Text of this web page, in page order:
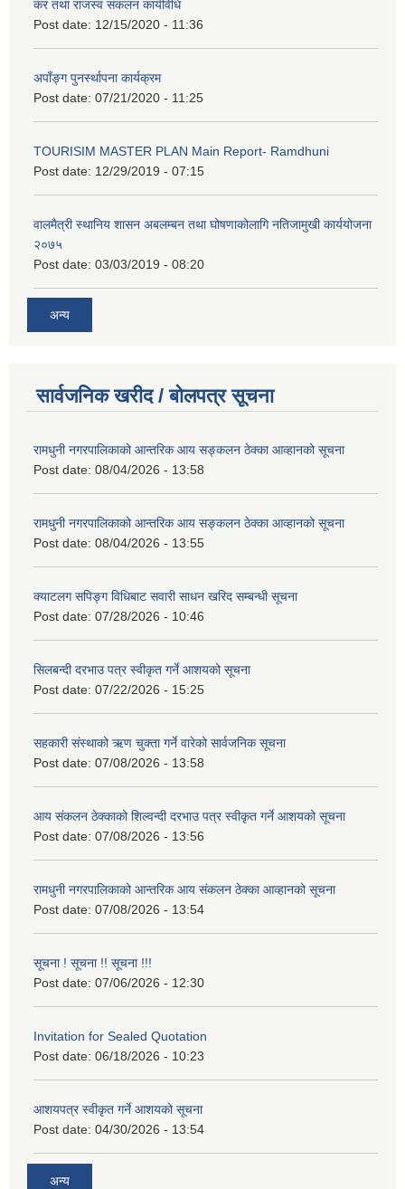
कर तथा राजस्व संकलन कार्यविधि
Post date: 12/15/2020 - 11:36
अपाँङ्ग पुनर्स्थापना कार्यक्रम
Post date: 07/21/2020 - 11:25
TOURISIM MASTER PLAN Main Report- Ramdhuni
Post date: 12/29/2019 - 07:15
वालमैत्री स्थानिय शासन अबलम्बन तथा घोषणाकोलागि नतिजामुखी कार्ययोजना
२०७५
Post date: 03/03/2019 - 08:20
अन्य
सार्वजनिक खरीद / बोलपत्र सूचना
रामधुनी नगरपालिकाको आन्तरिक आय सङ्कलन ठेक्का आव्हानको सूचना
Post date: 08/04/2026 - 13:58
रामधुनी नगरपालिकाको आन्तरिक आय सङ्कलन ठेक्का आव्हानको सूचना
Post date: 08/04/2026 - 13:55
क्याटलग सपिङ्ग विधिबाट सवारी साधन खरिद सम्बन्धी सूचना
Post date: 07/28/2026 - 10:46
सिलबन्दी दरभाउ पत्र स्वीकृत गर्ने आशयको सूचना
Post date: 07/22/2026 - 15:25
सहकारी संस्थाको ऋण चुक्ता गर्ने वारेको सार्वजनिक सूचना
Post date: 07/08/2026 - 13:58
आय संकलन ठेक्काको शिल्वन्दी दरभाउ पत्र स्वीकृत गर्ने आशयको सूचना
Post date: 07/08/2026 - 13:56
रामधुनी नगरपालिकाको आन्तरिक आय संकलन ठेक्का आव्हानको सूचना
Post date: 07/08/2026 - 13:54
सूचना ! सूचना !! सूचना !!!
Post date: 07/06/2026 - 12:30
Invitation for Sealed Quotation
Post date: 06/18/2026 - 10:23
आशयपत्र स्वीकृत गर्ने आशयको सूचना
Post date: 04/30/2026 - 13:54
अन्य